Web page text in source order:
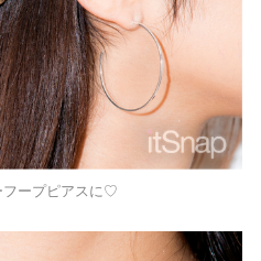
フープピアスに♡